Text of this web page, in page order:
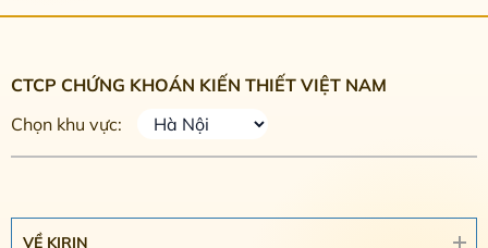
CTCP CHỨNG KHOÁN KIẾN THIẾT VIỆT NAM
Chọn khu vực:
VỀ KIRIN